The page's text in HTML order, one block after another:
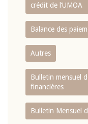
crédit de l‘UMOA
Balance des
Autres
Bulletin mensuel
financières
Bulletin Mensuel